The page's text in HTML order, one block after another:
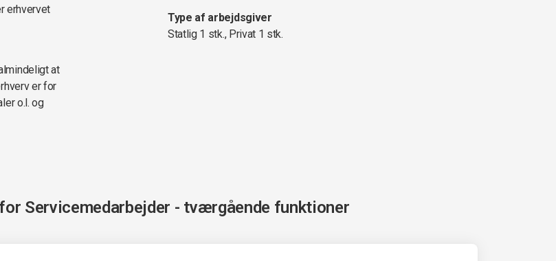
erhvervet
at
er for
o.l. og
Type af arbejdsgiver
Statlig 1 stk., Privat 1 stk.
Servicemedarbejder - tværgående funktioner